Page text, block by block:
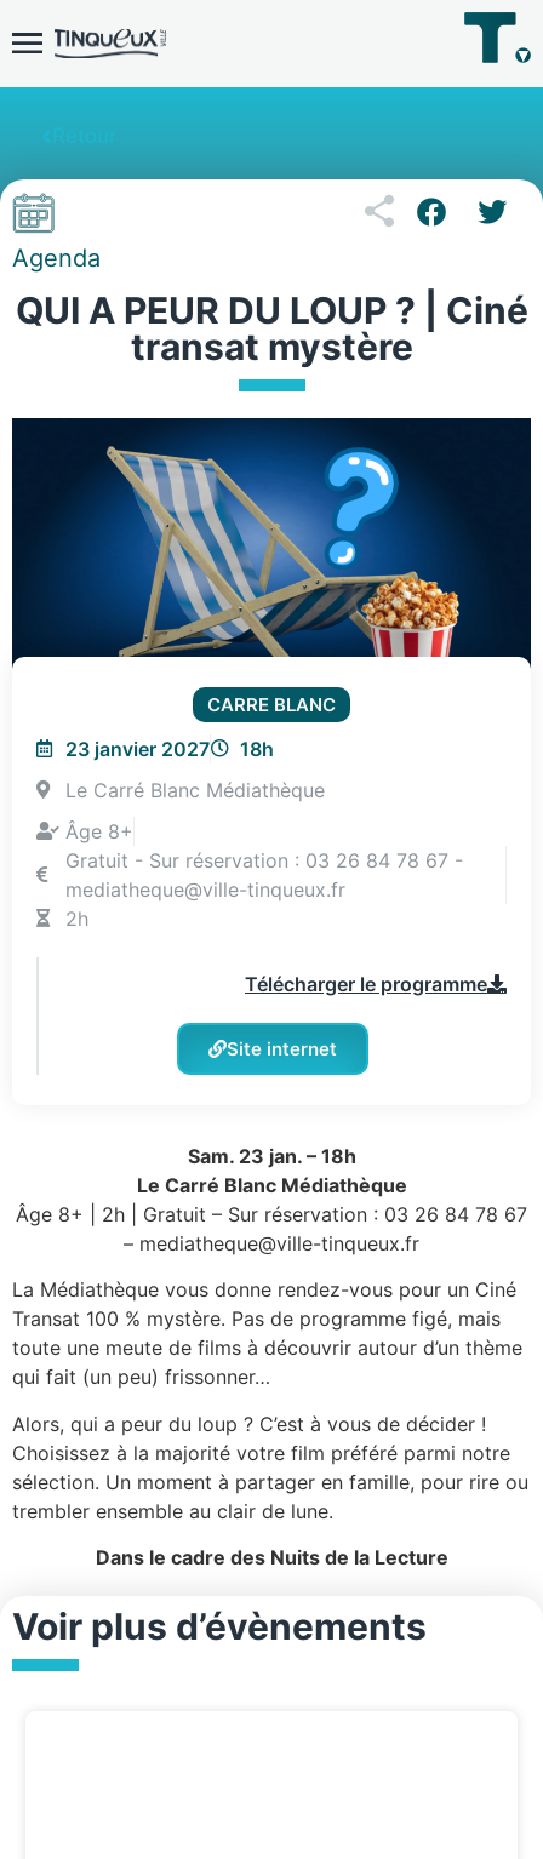
Agenda
QUI A PEUR DU LOUP ? | Ciné
transat mystère
CARRE BLANC
23 janvier 2027
18h
Le Carré Blanc Médiathèque
Âge 8+
Gratuit - Sur réservation : 03 26 84 78 67 -
mediatheque@ville-tinqueux.fr
2h
Télécharger le programme
Site internet
Sam. 23 jan. – 18h
Le Carré Blanc Médiathèque
Âge 8+ | 2h | Gratuit – Sur réservation : 03 26 84 78 67
– mediatheque@ville-tinqueux.fr
La Médiathèque vous donne rendez-vous pour un Ciné
Transat 100 % mystère. Pas de programme figé, mais
toute une meute de films à découvrir autour d’un thème
qui fait (un peu) frissonner…
Alors, qui a peur du loup ? C’est à vous de décider !
Choisissez à la majorité votre film préféré parmi notre
sélection. Un moment à partager en famille, pour rire ou
trembler ensemble au clair de lune.
Dans le cadre des Nuits de la Lecture
Voir plus d’évènements